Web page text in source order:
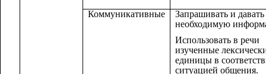
Коммуникативные
Запрашивать и давать
необходимую
Использовать в речи
изученные
единицы в
ситуацией общения.